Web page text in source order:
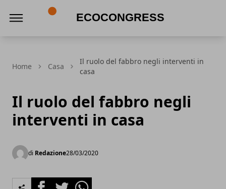
Home Casa
Il ruolo del fabbro negli interventi in
casa
Il ruolo del fabbro negli
interventi in casa
di Redazione28/03/2020
FacebookTwitterWhatsapp